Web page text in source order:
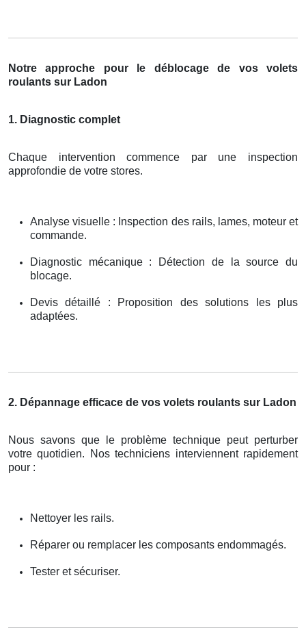
Notre approche pour le déblocage de vos volets
roulants sur Ladon
1. Diagnostic complet
Chaque intervention commence par une inspection
approfondie de votre stores.
Analyse visuelle : Inspection des rails, lames, moteur et
commande.
Diagnostic mécanique : Détection de la source du
blocage.
Devis détaillé : Proposition des solutions les plus
adaptées.
2. Dépannage efficace de vos volets roulants sur Ladon
Nous savons que le problème technique peut perturber
votre quotidien. Nos techniciens interviennent rapidement
pour :
Nettoyer les rails.
Réparer ou remplacer les composants endommagés.
Tester et sécuriser.